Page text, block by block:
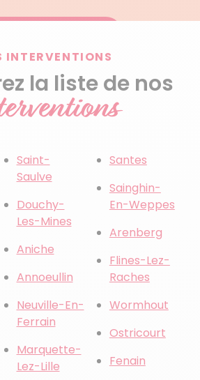
INTERVENTIONS
la liste de nos
Saint-
Saulve
Douchy-
Les-Mines
Aniche
Annoeullin
Neuville-En-
Ferrain
Marquette-
Lez-Lille
Santes
Sainghin-
En-Weppes
Arenberg
Flines-Lez-
Raches
Wormhout
Ostricourt
Fenain